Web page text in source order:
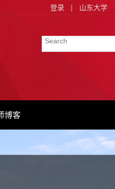
登录 | 山东大学
博客